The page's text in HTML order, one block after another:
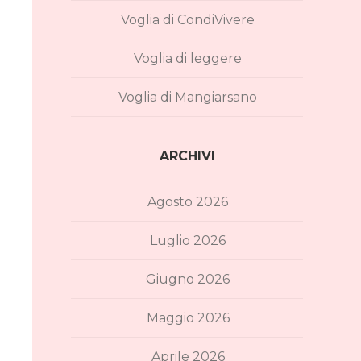
Voglia di CondiVivere
Voglia di leggere
Voglia di Mangiarsano
ARCHIVI
Agosto 2026
Luglio 2026
Giugno 2026
Maggio 2026
Aprile 2026